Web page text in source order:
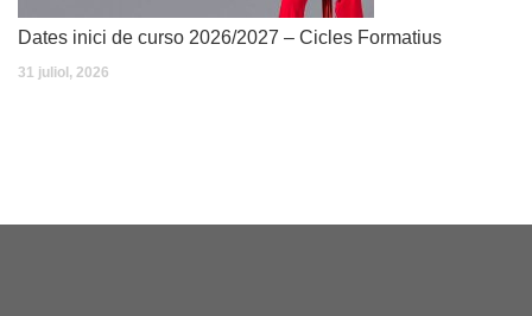
Dates inici de curso 2026/2027 – Cicles Formatius
31 juliol, 2026